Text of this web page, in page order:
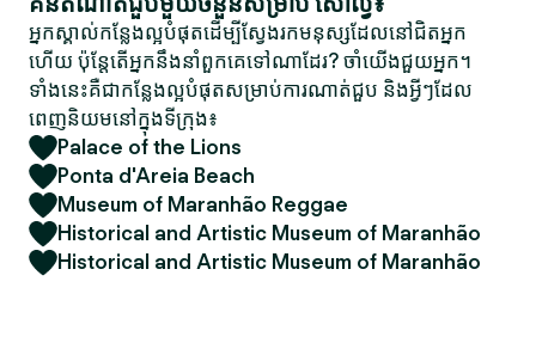
អ្នកស្គាល់កន្លែងល្អបំផុតដើម្បីស្វែងរកមនុស្សដែលនៅជិតអ្នក
ហើយ ប៉ុន្តែតើអ្នកនឹងនាំពួកគេទៅណាដែរ? ចាំយើងជួយអ្នក។
ទាំងនេះគឺជាកន្លែងល្អបំផុតសម្រាប់ការណាត់ជួប និងអ្វីៗដែល
ពេញនិយមនៅក្នុងទីក្រុង៖
Palace of the Lions
Ponta d'Areia Beach
Museum of Maranhão Reggae
Historical and Artistic Museum of Maranhão
Historical and Artistic Museum of Maranhão